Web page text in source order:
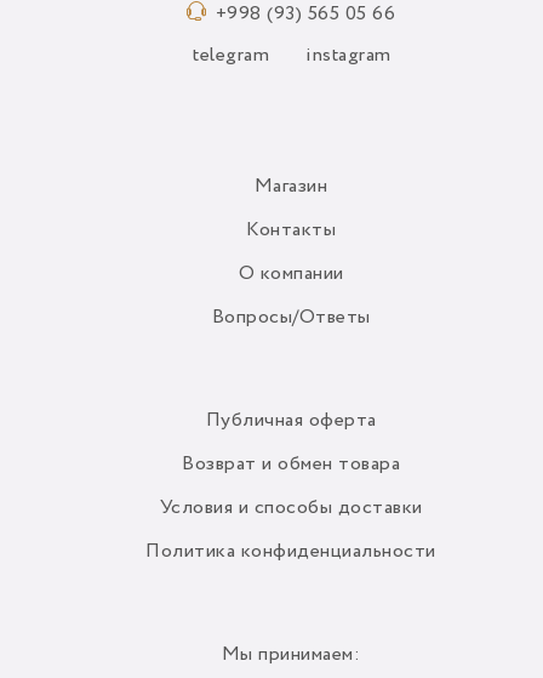
+998 (93) 565 05 66
telegram instagram
Магазин
Контакты
О компании
Вопросы/Ответы
Публичная оферта
Возврат и обмен товара
Условия и способы доставки
Политика конфиденциальности
Мы принимаем: